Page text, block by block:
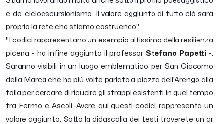
e del cicloescursionismo. Il valore aggiunto di tutto ciò sarà
proprio la rete che stiamo costruendo''.
" I codici rappresentano un esempio altissimo della resilienza
picena - ha infine aggiunto il professor Stefano Papetti -.
Saranno visibili in un luogo emblematico per San Giacomo
della Marca che ha più volte parlato a piazza dell'Arengo alla
folla per cercare di ricucire gli strappi esistenti in quel tempo
tra Fermo e Ascoli. Avere qui questi codici rappresenta un
valore aggiunto. Sotto la didascalia dei testi troverete un qr